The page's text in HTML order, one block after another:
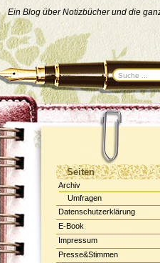
Ein Blog über Notizbücher und die
Seiten
Archiv
Umfragen
Datenschutzerklärung
E-Book
Impressum
Presse&Stimmen